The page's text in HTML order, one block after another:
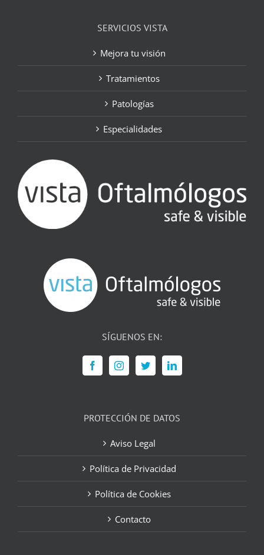
SERVICIOS VISTA
Mejora tu visión
Tratamientos
Patologías
Especialidades
SÍGUENOS EN:
PROTECCIÓN DE DATOS
Aviso Legal
Política de Privacidad
Política de Cookies
Contacto